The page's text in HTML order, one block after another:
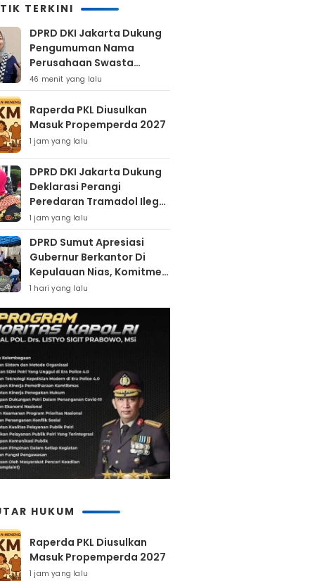
TERKINI
DPRD DKI Jakarta Dukung
Pengumuman Nama
Perusahaan Swasta
Pembuang Sampah Ilegal
46 menit yang lalu
Raperda PKL Diusulkan
Masuk Propemperda 2027
1 jam yang lalu
DPRD DKI Jakarta Dukung
Deklarasi Perangi
Peredaran Tramadol Ilegal
Untuk Lindungi Generasi
Muda
1 jam yang lalu
DPRD Sumut Apresiasi
Gubernur Berkantor Di
Kepulauan Nias, Komitmen
Percepatan Pembangunan
1 hari yang lalu
HUKUM
Raperda PKL Diusulkan
Masuk Propemperda 2027
1 jam yang lalu